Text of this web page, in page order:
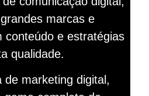
marcas e
conteúdo e estratégias
qualidade.
de marketing digital,